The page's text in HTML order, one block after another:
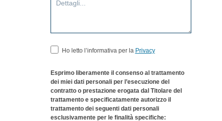
Ho letto l’informativa per la Privacy
Esprimo liberamente il consenso al trattamento
dei miei dati personali per l’esecuzione del
contratto o prestazione erogata dal Titolare del
trattamento e specificatamente autorizzo il
trattamento dei seguenti dati personali
esclusivamente per le finalità specifiche: